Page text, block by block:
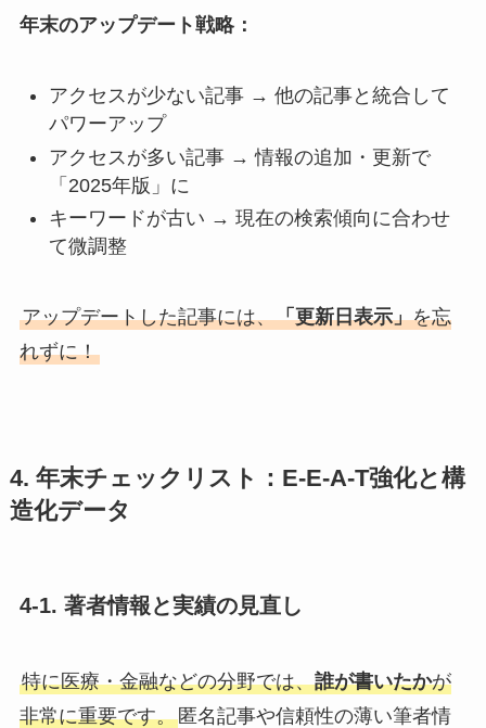
年末のアップデート戦略：
アクセスが少ない記事 → 他の記事と統合して
パワーアップ
アクセスが多い記事 → 情報の追加・更新で
「2025年版」に
キーワードが古い → 現在の検索傾向に合わせ
て微調整
アップデートした記事には、「更新日表示」を忘
れずに！
4. 年末チェックリスト：E-E-A-T強化と構
造化データ
4-1. 著者情報と実績の見直し
特に医療・金融などの分野では、誰が書いたかが
非常に重要です。匿名記事や信頼性の薄い筆者情